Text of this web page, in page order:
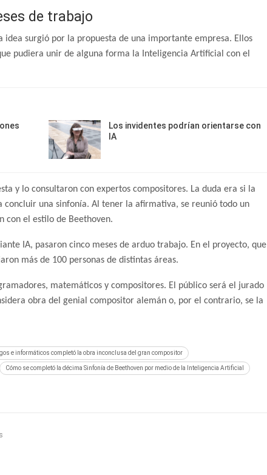
de trabajo
idea surgió por la propuesta de una importante empresa. Ellos
pudiera unir de alguna forma la Inteligencia Artificial con el
Los invidentes podrían orientarse con
IA
y lo consultaron con expertos compositores. La duda era si la
concluir una sinfonía. Al tener la afirmativa, se reunió todo un
con el estilo de Beethoven.
IA, pasaron cinco meses de arduo trabajo. En el proyecto, que
más de 100 personas de distintas áreas.
matemáticos y compositores. El público será el jurado
obra del genial compositor alemán o, por el contrario, se la
e informáticos completó la obra inconclusa del gran compositor
Cómo se completó la décima Sinfonía de Beethoven por medio de la Inteligencia Artificial